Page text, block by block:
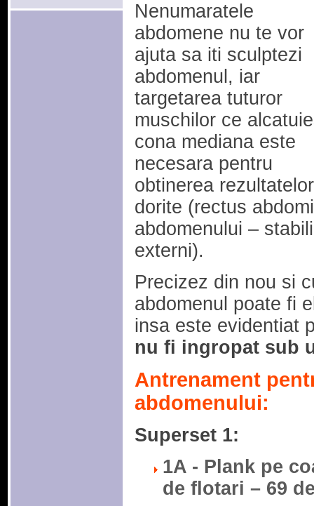
Nenumaratele
abdomene nu te vor
ajuta sa iti sculptezi
abdomenul, iar
targetarea tuturor
muschilor ce
cona mediana este
necesara pentru
obtinerea rezultatelor
dorite (rectus
abdomenului –
externi).
Precizez din nou si
abdomenul poate fi
insa este evidentiat
nu fi ingropat sub
Antrenament
abdomenului:
Superset 1:
1A - Plank pe
de flotari – 69